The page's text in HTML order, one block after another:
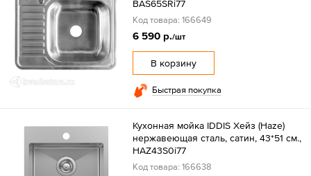
BAS65SRi77
Код товара: 166649
6 590 р./шт
В корзину
Быстрая покупка
Кухонная мойка IDDIS Хейз (Haze)
нержавеющая сталь, сатин, 43*51 см.,
HAZ43S0i77
Код товара: 166638